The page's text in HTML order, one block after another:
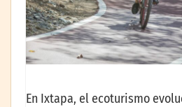
En Ixtapa, el ecoturismo